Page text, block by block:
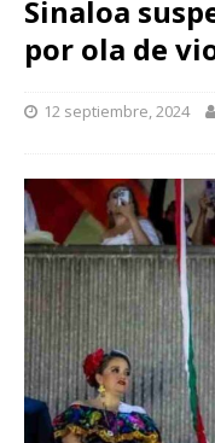
Sinaloa
por ola de
12 septiembre, 2024